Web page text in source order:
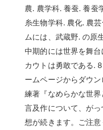
農. 農学科. 養蚕. 養蚕
糸生物学科. 農化. 農
ムには、武蔵野. の原
中期的には世界を舞
カウトは勇敢である.
ームページからダウ
練著『なめらかな世
言及作について、が
想が続きます。ご注